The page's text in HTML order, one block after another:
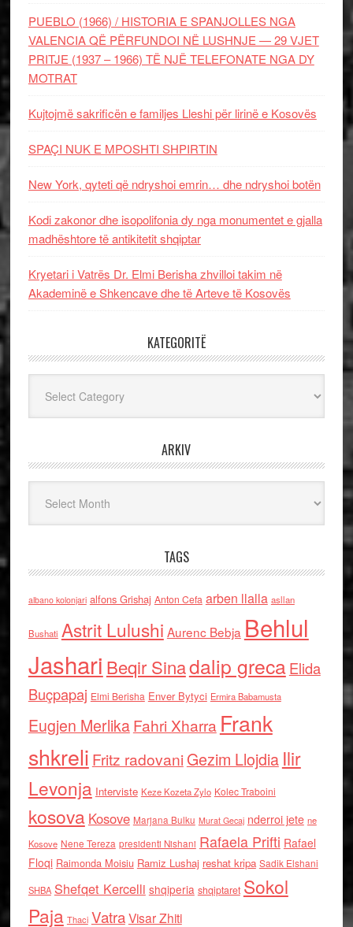
PUEBLO (1966) / HISTORIA E SPANJOLLES NGA
VALENCIA QË PËRFUNDOI NË LUSHNJE — 29 VJET
PRITJE (1937 – 1966) TË NJË TELEFONATE NGA DY
MOTRAT
Kujtojmë sakrificën e familjes Lleshi për lirinë e Kosovës
SPAÇI NUK E MPOSHTI SHPIRTIN
New York, qyteti që ndryshoi emrin… dhe ndryshoi botën
Kodi zakonor dhe isopolifonia dy nga monumentet e gjalla
madhështore të antikitetit shqiptar
Kryetari i Vatrës Dr. Elmi Berisha zhvilloi takim në
Akademinë e Shkencave dhe të Arteve të Kosovës
KATEGORITË
ARKIV
TAGS
albano kolonjari alfons Grishaj Anton Cefa arben llalla asllan
Bushati Astrit Lulushi Aurenc Bebja Behlul
Jashari Beqir Sinadalip grecaElida
Buçpapaj Elmi Berisha Enver Bytyci Ermira Babamusta
Eugjen MerlikaFahri Xharra Frank
shkreli Fritz radovaniGezim Llojdia Ilir
Levonja Interviste Keze Kozeta Zylo Kolec Traboini
kosova Kosove Marjana Bulku Murat Gecaj nderroi jete ne
Kosove Nene Tereza presidenti Nishani Rafaela Prifti Rafael
Floqi Raimonda Moisiu Ramiz Lushaj reshat kripa Sadik Elshani
SHBA Shefqet Kercelli shqiperia shqiptaret Sokol
Paja Thaci VatraVisar Zhiti